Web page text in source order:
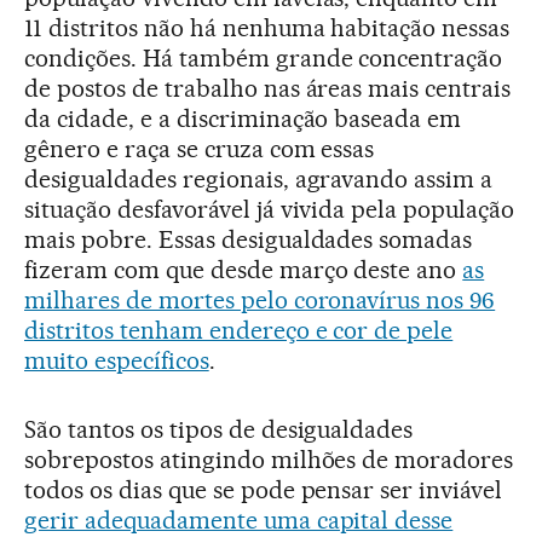
11 distritos não há nenhuma habitação nessas
condições. Há também grande concentração
de postos de trabalho nas áreas mais centrais
da cidade, e a discriminação baseada em
gênero e raça se cruza com essas
desigualdades regionais, agravando assim a
situação desfavorável já vivida pela população
mais pobre. Essas desigualdades somadas
fizeram com que desde março deste ano as
milhares de mortes pelo coronavírus nos 96
distritos tenham endereço e cor de pele
muito específicos.
São tantos os tipos de desigualdades
sobrepostos atingindo milhões de moradores
todos os dias que se pode pensar ser inviável
gerir adequadamente uma capital desse